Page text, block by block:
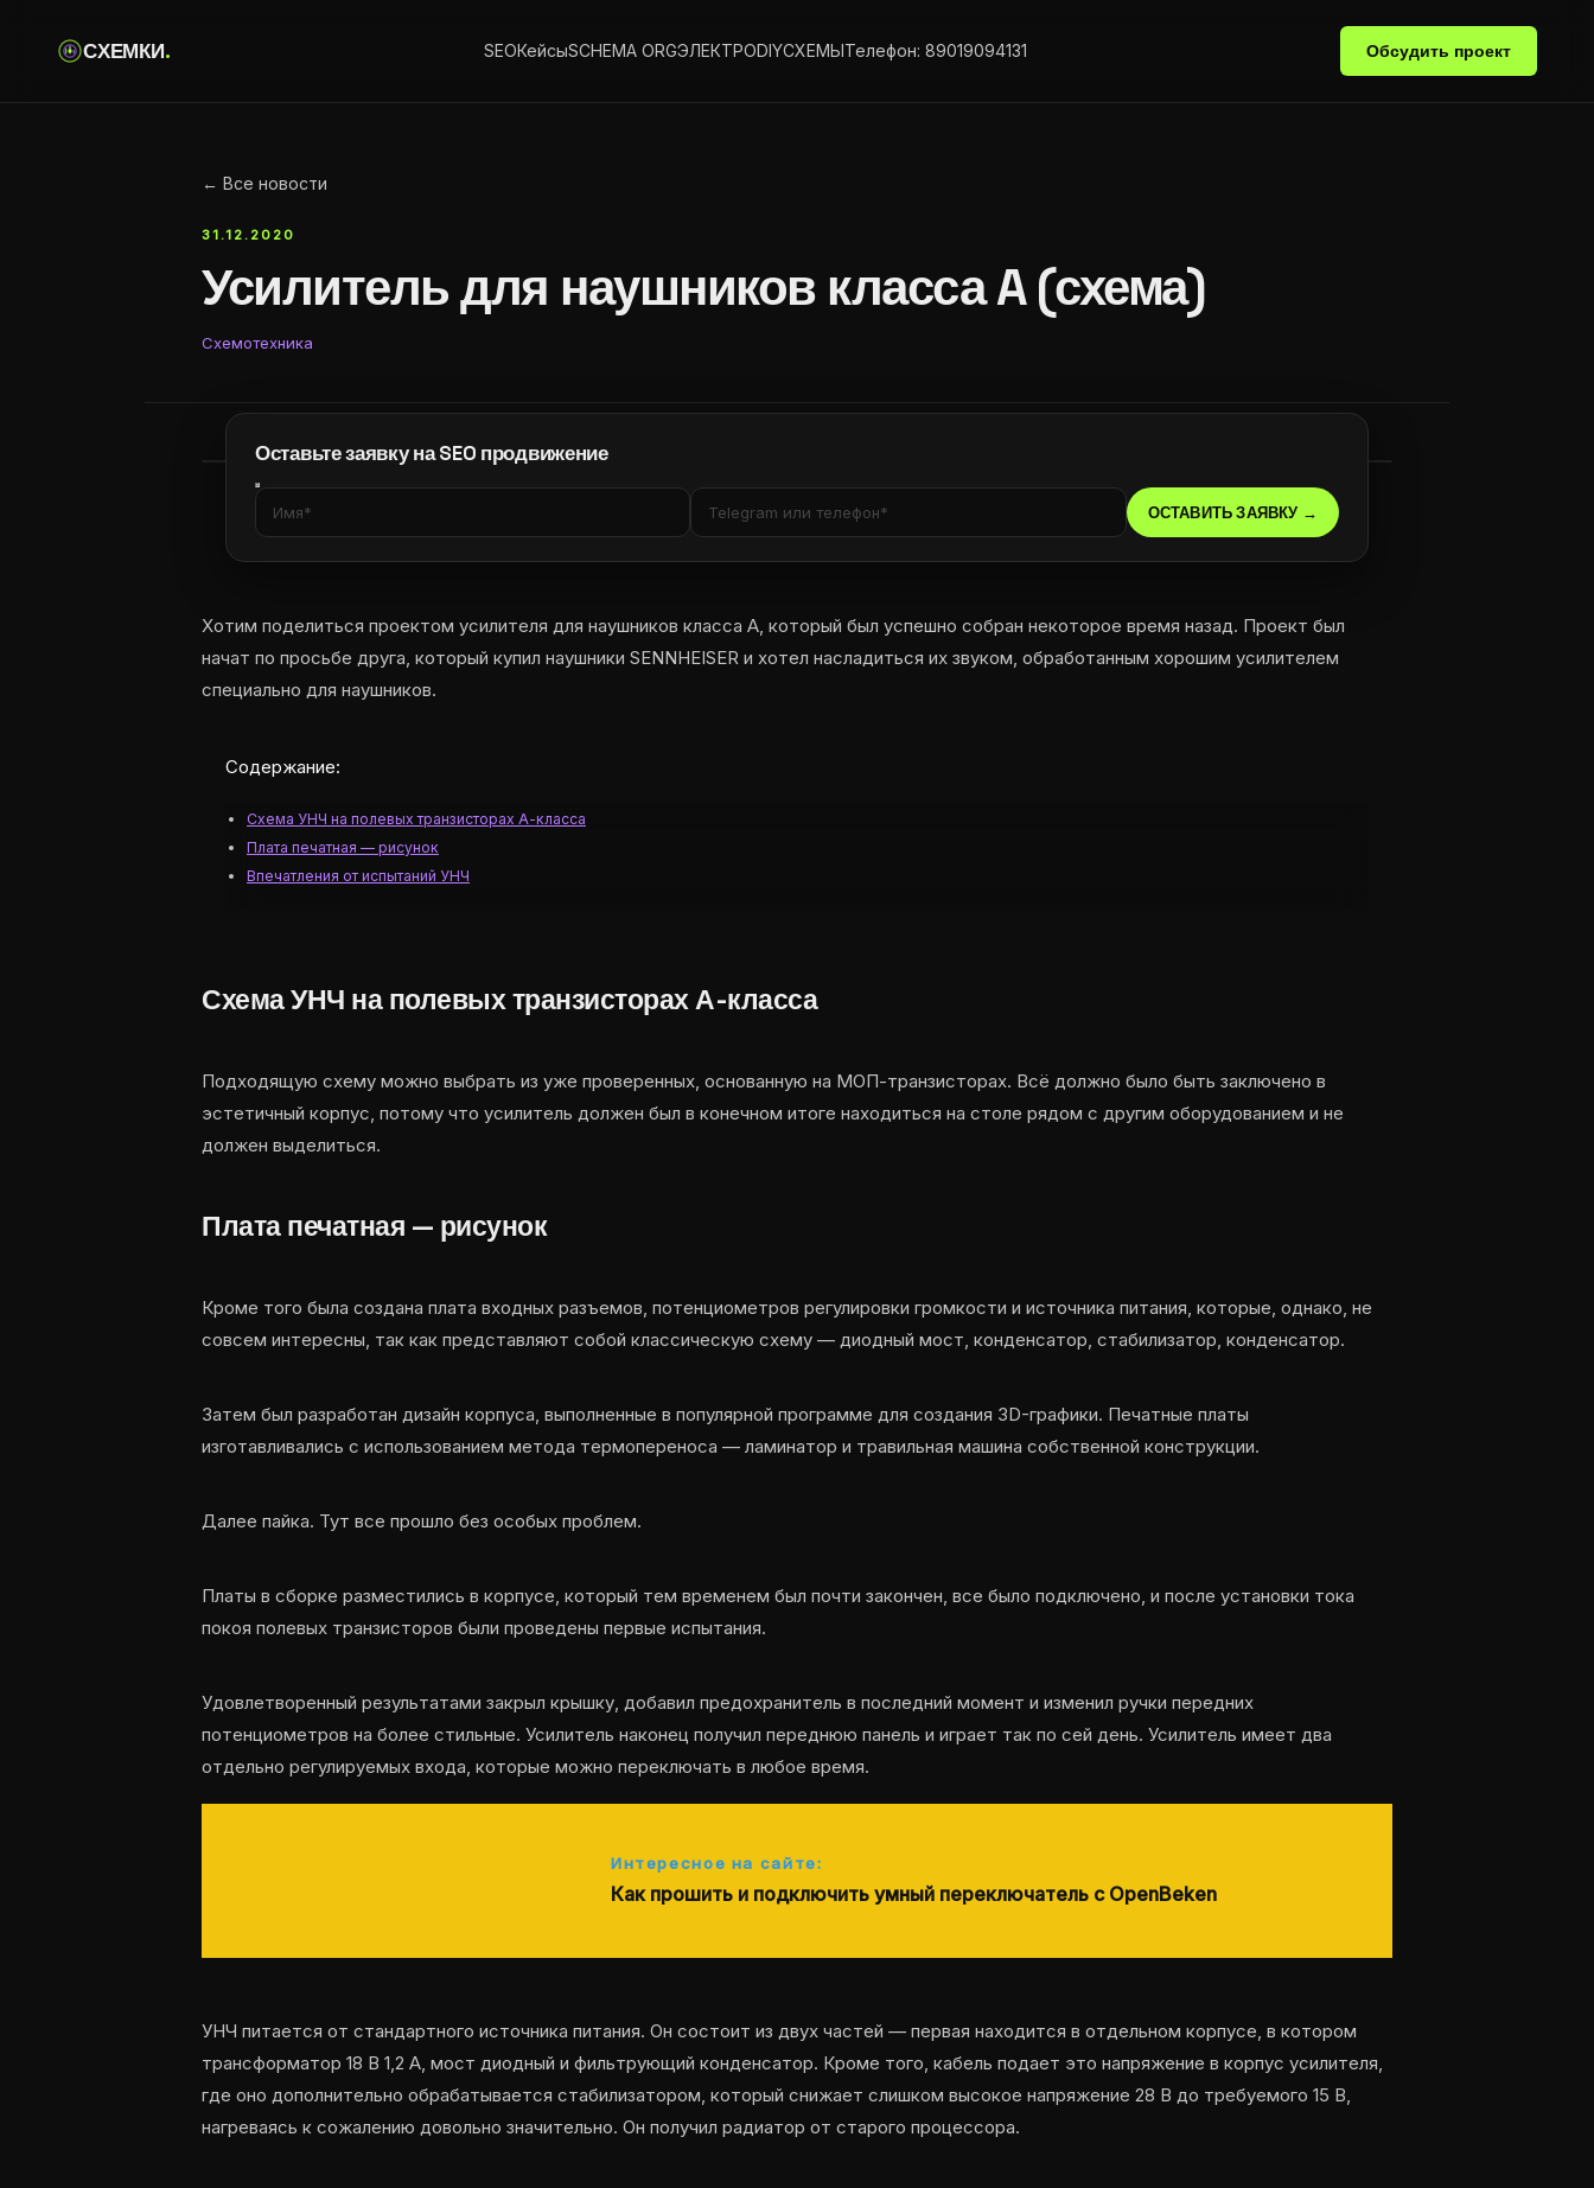
СХЕМКИ. SEOКейсыSCHEMA ORGЭЛЕКТРОDIYСХЕМЫТелефон: 89019094131 Обсудить проект
← Все новости
31.12.2020
Усилитель для наушников класса A (схема)
Схемотехника
Оставьте заявку на SEO продвижение
Хотим поделиться проектом усилителя для наушников класса А, который был успешно собран некоторое время назад. Проект был
начат по просьбе друга, который купил наушники SENNHEISER и хотел насладиться их звуком, обработанным хорошим усилителем
специально для наушников.
Содержание:
Схема УНЧ на полевых транзисторах А-класса
Плата печатная — рисунок
Впечатления от испытаний УНЧ
Схема УНЧ на полевых транзисторах А-класса
Подходящую схему можно выбрать из уже проверенных, основанную на МОП-транзисторах. Всё должно было быть заключено в
эстетичный корпус, потому что усилитель должен был в конечном итоге находиться на столе рядом с другим оборудованием и не
должен выделиться.
Плата печатная — рисунок
Кроме того была создана плата входных разъемов, потенциометров регулировки громкости и источника питания, которые, однако, не
совсем интересны, так как представляют собой классическую схему — диодный мост, конденсатор, стабилизатор, конденсатор.
Затем был разработан дизайн корпуса, выполненные в популярной программе для создания 3D-графики. Печатные платы
изготавливались с использованием метода термопереноса — ламинатор и травильная машина собственной конструкции.
Далее пайка. Тут все прошло без особых проблем.
Платы в сборке разместились в корпусе, который тем временем был почти закончен, все было подключено, и после установки тока
покоя полевых транзисторов были проведены первые испытания.
Удовлетворенный результатами закрыл крышку, добавил предохранитель в последний момент и изменил ручки передних
потенциометров на более стильные. Усилитель наконец получил переднюю панель и играет так по сей день. Усилитель имеет два
отдельно регулируемых входа, которые можно переключать в любое время.
Интересное на сайте:
Как прошить и подключить умный переключатель с OpenBeken
УНЧ питается от стандартного источника питания. Он состоит из двух частей — первая находится в отдельном корпусе, в котором
трансформатор 18 В 1,2 А, мост диодный и фильтрующий конденсатор. Кроме того, кабель подает это напряжение в корпус усилителя,
где оно дополнительно обрабатывается стабилизатором, который снижает слишком высокое напряжение 28 В до требуемого 15 В,
нагреваясь к сожалению довольно значительно. Он получил радиатор от старого процессора.